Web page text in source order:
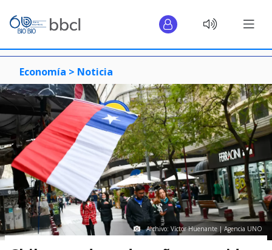
Economía > Noticia
Archivo: Víctor Huenante | Agencia UNO